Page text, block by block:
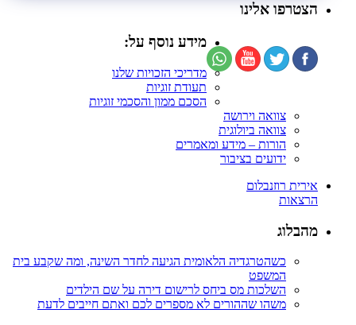
הצטרפו אלינו
מידע נוסף על:
מדריכי הזכויות שלנו
תעודת זוגיות
הסכם ממון והסכמי זוגיות
צוואה וירושה
צוואה ביולוגית
הורות – מידע ומאמרים
ידועים בציבור
אירית רוזנבלום
הרצאות
מהבלוג
כשהטרגדיה הלאומית הגיעה לחדר השינה, ומה שקבע בית
המשפט
השלכות מס ביחס לרישום דירה על שם הילדים
משהו שההורים לא מספרים לכם ואתם חייבים לדעת